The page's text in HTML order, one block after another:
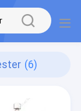
(6)